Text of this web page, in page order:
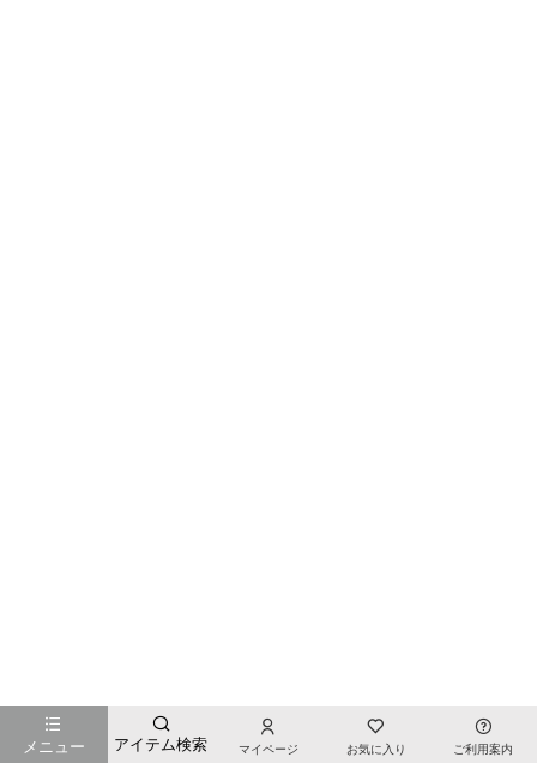
メニュー アイテム検索 マイページ お気に入り ご利用案内
お店のTOPページへ戻る